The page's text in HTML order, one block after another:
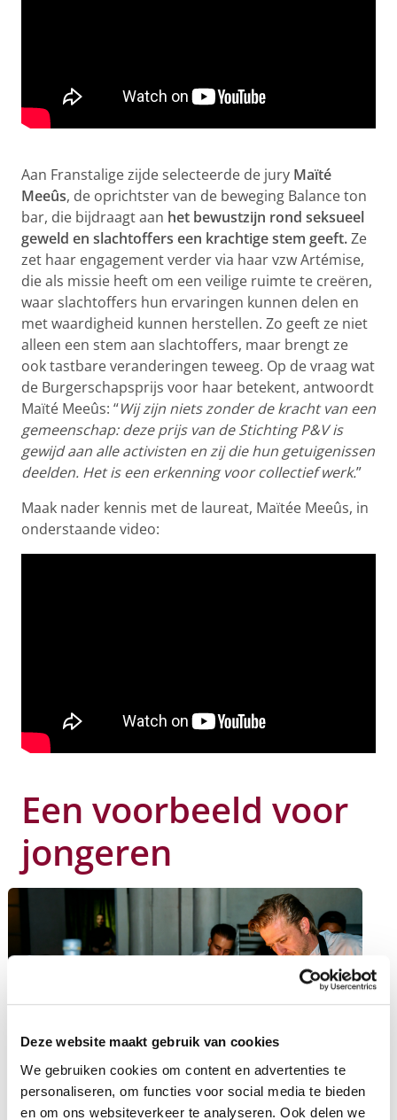
Deze website maakt gebruik van cookies
We gebruiken cookies om content en advertenties te
personaliseren, om functies voor social media te bieden
en om ons websiteverkeer te analyseren. Ook delen we
Aan Franstalige zijde selecteerde de jury Maïté
Meeûs, de oprichtster van de beweging Balance ton
bar, die bijdraagt aan het bewustzijn rond seksueel
geweld en slachtoffers een krachtige stem geeft.Ze
zet haar engagement verder via haar vzw Artémise,
die als missie heeft om een veilige ruimte te creëren,
waar slachtoffers hun ervaringen kunnen delen en
met waardigheid kunnen herstellen. Zo geeft ze niet
alleen een stem aan slachtoffers, maar brengt ze
ook tastbare veranderingen teweeg. Op de vraag wat
de Burgerschapsprijs voor haar betekent, antwoordt
Maïté Meeûs: “Wij zijn niets zonder de kracht van een
gemeenschap: deze prijs van de Stichting P&V is
gewijd aan alle activisten en zij die hun getuigenissen
deelden. Het is een erkenning voor collectief werk.”
Maak nader kennis met de laureat, Maïtée Meeûs, in
onderstaande video:
Een voorbeeld voor
jongeren